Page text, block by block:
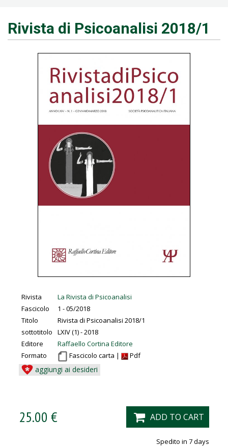
Rivista di Psicoanalisi 2018/1
Rivista
La Rivista di Psicoanalisi
Fascicolo
1 - 05/2018
Titolo
Rivista di Psicoanalisi 2018/1
sottotitolo
LXIV (1) - 2018
Editore
Raffaello Cortina Editore
Formato
Fascicolo carta | Pdf
aggiungi ai desideri
25.00 € ADD TO CART
Spedito in 7 days